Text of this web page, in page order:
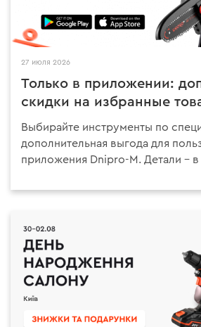
27 июля 2026
Только в приложении:
скидки на избранные
Выбирайте инструменты по
дополнительная выгода для
приложения Dnipro-M. Детали – в